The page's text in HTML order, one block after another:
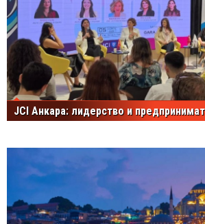
JCI Анкара: лидерство и